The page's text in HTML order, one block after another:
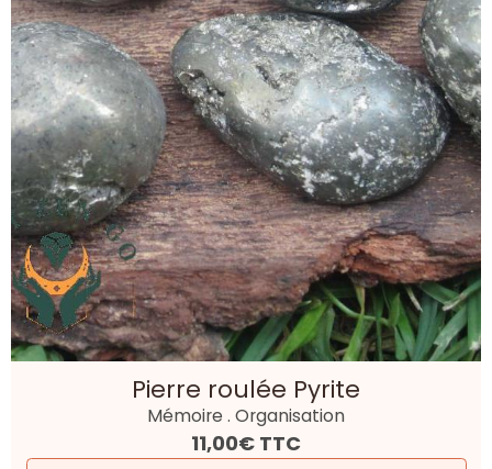
Pierre roulée Pyrite
Mémoire . Organisation
11,00€ TTC